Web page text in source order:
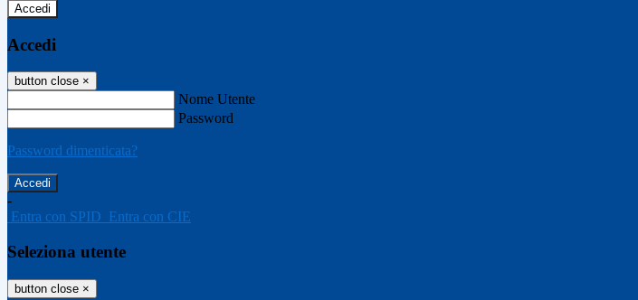
Accedi
Accedi
button close ×
Nome Utente
Password
Password dimenticata?
-
Entra con SPID Entra con CIE
Seleziona utente
button close ×